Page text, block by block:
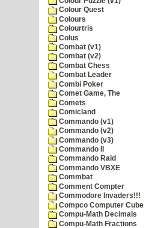
Colour Quest
Colours
Colourtris
Colus
Combat (v1)
Combat (v2)
Combat Chess
Combat Leader
Combi Poker
Comet Game, The
Comets
Comicland
Commando (v1)
Commando (v2)
Commando (v3)
Commando II
Commando Raid
Commando VBXE
Commbat
Comment Compter
Commodore Invaders!!!
Compco Computer Cube
Compu-Math Decimals
Compu-Math Fractions